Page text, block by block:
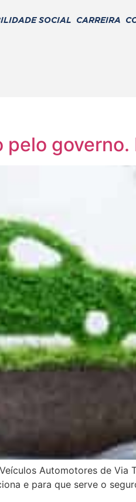
SOCIAL CARREIRA
governo.
Automotores de
e para que serve o